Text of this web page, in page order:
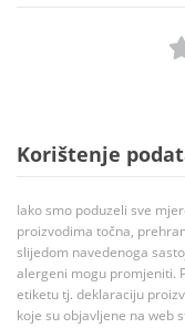
Korištenje
Iako smo poduzeli sve
proizvodima točna,
slijedom navedenoga
alergeni mogu promjeniti.
etiketu tj. deklaraciju
koje su objavljene na web